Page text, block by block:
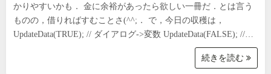
かりやすいかも． 金に余裕があったら欲しい一冊だ．とは言う
ものの，借りればすむことさ(^^;． で，今日の収穫は，
UpdateData(TRUE); // ダイアログ->変数 UpdateData(FALSE); //…
続きを読む